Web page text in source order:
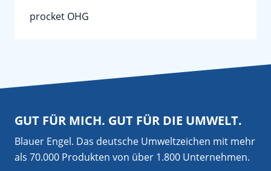
procket OHG
GUT FÜR MICH. GUT FÜR DIE UMWELT.
Blauer Engel. Das deutsche Umweltzeichen mit mehr
als 70.000 Produkten von über 1.800 Unternehmen.